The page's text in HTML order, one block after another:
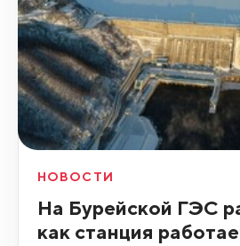
НОВОСТИ
На Бурейской ГЭС
как станция